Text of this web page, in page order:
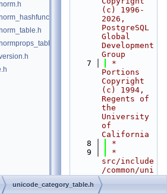
(c) 1996-
2026,
PostgreSQL
Global
Development
Group
    7
*
Portions
Copyright
(c) 1994,
Regents of
the
University
of
California
    8
*
    9
*
src/include
/common/uni
ry_table.h
unicode_category_table.h